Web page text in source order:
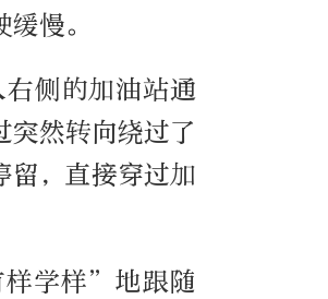
慢。
侧的加油站通
突然转向绕过了
留，直接穿过加
样学样”地跟随